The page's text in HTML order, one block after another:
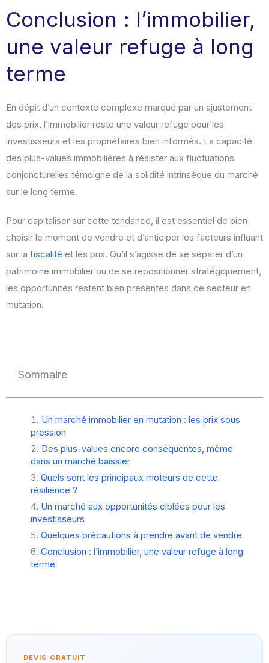
Conclusion : l’immobilier,
une valeur refuge à long
terme
En dépit d’un contexte complexe marqué par un ajustement
des prix, l’immobilier reste une valeur refuge pour les
investisseurs et les propriétaires bien informés. La capacité
des plus-values immobilières à résister aux fluctuations
conjoncturelles témoigne de la solidité intrinsèque du marché
sur le long terme.
Pour capitaliser sur cette tendance, il est essentiel de bien
choisir le moment de vendre et d’anticiper les facteurs influant
sur la fiscalité et les prix. Qu’il s’agisse de se séparer d’un
patrimoine immobilier ou de se repositionner stratégiquement,
les opportunités restent bien présentes dans ce secteur en
mutation.
Sommaire
Un marché immobilier en mutation : les prix sous
pression
Des plus-values encore conséquentes, même
dans un marché baissier
Quels sont les principaux moteurs de cette
résilience ?
Un marché aux opportunités ciblées pour les
investisseurs
Quelques précautions à prendre avant de vendre
Conclusion : l’immobilier, une valeur refuge à long
terme
DEVIS GRATUIT